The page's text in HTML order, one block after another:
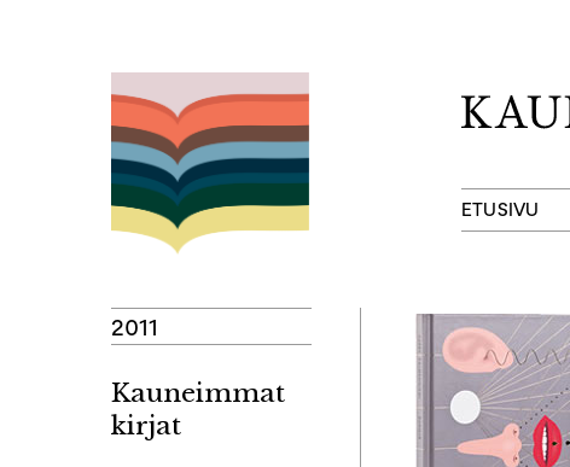
sisältöön
ETUSIVU
2011
Kauneimmat
kirjat